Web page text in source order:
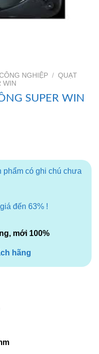
NGHIỆP / QUẠT
WIN
SUPER WIN
có ghi chú chưa
đến 63% !
mới 100%
hãng